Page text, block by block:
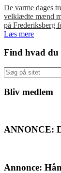
De varme dages
velklædte mænd
på Frederiksberg
Læs mere
Primær
Sidebar
Find hvad du
Søg
på
sitet
Bliv medlem
ANNONCE:
Annonce: